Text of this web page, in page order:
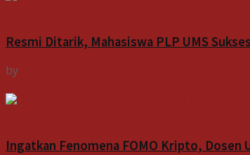
Resmi Ditarik, Mahasiswa PLP UMS
by
Ingatkan Fenomena FOMO Kripto, Dosen